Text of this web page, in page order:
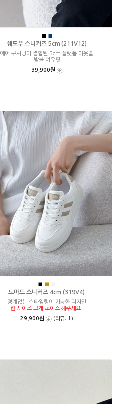
■ ■
쉐도우 스니커즈 5cm (211V12)
에어 쿠셔닝이 결합된 5cm 플랫폼 아웃솔
발볼 여유핏
39,900원
■ ■
노마드 스니커즈 4cm (319V4)
경계없는 스타일링이 가능한 디자인
한 사이즈 크게 초이스 해주세요!
29,900원
(리뷰: 1)